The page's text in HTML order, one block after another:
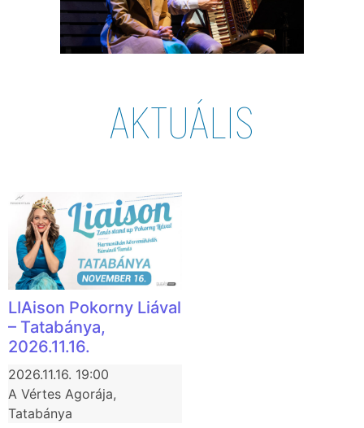
AKTUÁLIS
LIAison Pokorny Liával
– Tatabánya,
2026.11.16.
2026.11.16. 19:00
A Vértes Agorája,
Tatabánya